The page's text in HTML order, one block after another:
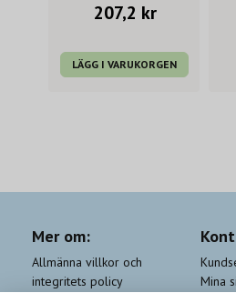
207,2 kr
LÄGG I VARUKORGEN
Mer om:
Allmänna villkor och
integritets policy
Mina